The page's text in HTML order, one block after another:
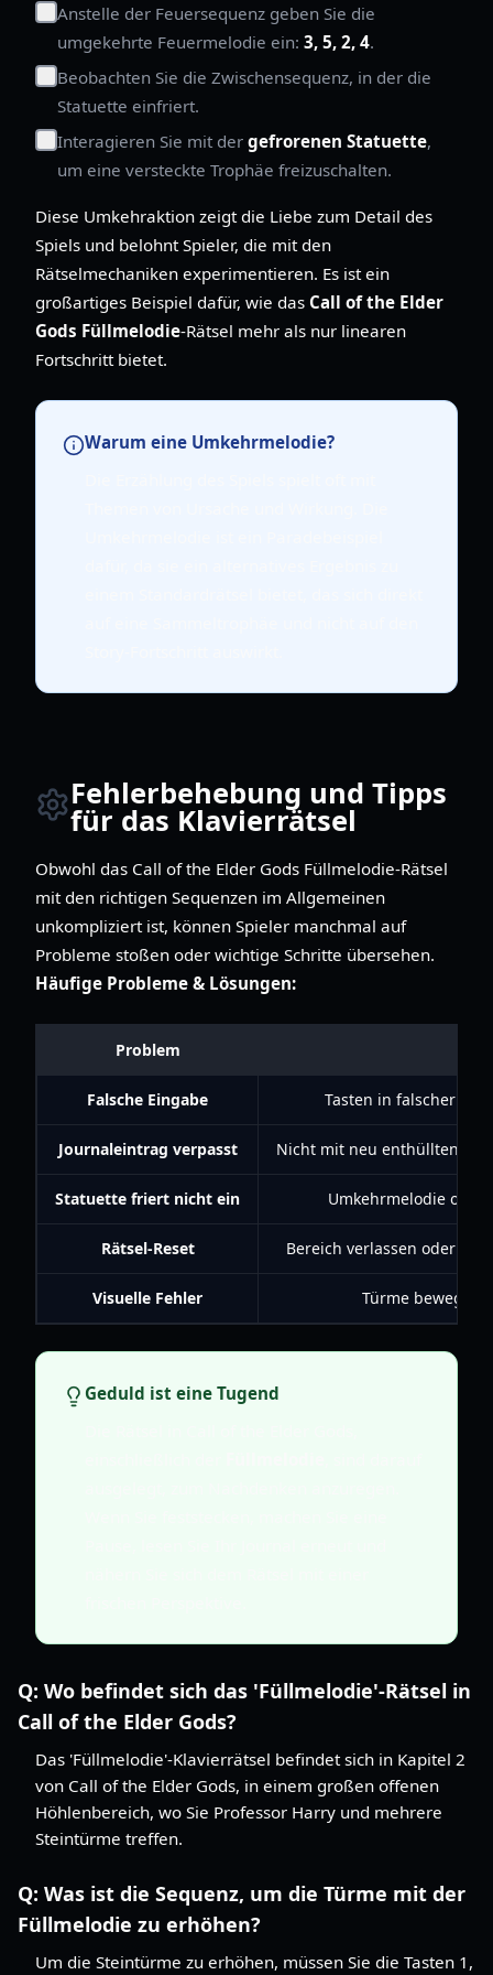
Anstelle der Feuersequenz geben Sie die
umgekehrte Feuermelodie ein: 3, 5, 2, 4.
Beobachten Sie die Zwischensequenz, in der die
Statuette einfriert.
Interagieren Sie mit der gefrorenen Statuette,
um eine versteckte Trophäe freizuschalten.
Diese Umkehraktion zeigt die Liebe zum Detail des
Spiels und belohnt Spieler, die mit den
Rätselmechaniken experimentieren. Es ist ein
großartiges Beispiel dafür, wie das Call of the Elder
Gods Füllmelodie-Rätsel mehr als nur linearen
Fortschritt bietet.
Warum eine Umkehrmelodie?
Fehlerbehebung und Tipps
für das Klavierrätsel
Obwohl das Call of the Elder Gods Füllmelodie-Rätsel
mit den richtigen Sequenzen im Allgemeinen
unkompliziert ist, können Spieler manchmal auf
Probleme stoßen oder wichtige Schritte übersehen.
Häufige Probleme & Lösungen:
Problem
Falsche Eingabe Tasten in falscher
Journaleintrag verpasst Nicht mit neu enthüllten
Statuette friert nicht ein Umkehrmelodie
Rätsel-Reset Bereich verlassen oder
Visuelle Fehler Türme bewegen
Geduld ist eine Tugend
Q: Wo befindet sich das 'Füllmelodie'-Rätsel in
Call of the Elder Gods?
Das 'Füllmelodie'-Klavierrätsel befindet sich in Kapitel 2
von Call of the Elder Gods, in einem großen offenen
Höhlenbereich, wo Sie Professor Harry und mehrere
Steintürme treffen.
Q: Was ist die Sequenz, um die Türme mit der
Füllmelodie zu erhöhen?
Um die Steintürme zu erhöhen, müssen Sie die Tasten 1,